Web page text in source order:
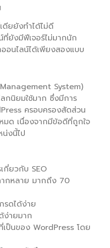
ดียยังทำได้ไม่ดี
ที่ยังมีฟีเจอร์ไม่มากนัก
ออนไลน์ได้เพียงสองแบบ
System)
กนิยมใช้มาก ซึ่งมีการ
ครอบครองสัดส่วน
มด เนื่องจากมีข้อดีที่ถูกใจ
น่งนี้ไป
กี่ยวกับ SEO
ากหลาย มากถึง 70
รดได้ง่าย
ง่ายมาก
เป็นของ WordPress โดย